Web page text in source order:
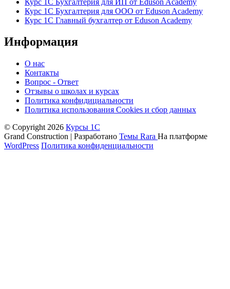
Курс 1С Бухгалтерия для ООО от Eduson Academy
Курс 1С Главный бухгалтер от Eduson Academy
Информация
О нас
Контакты
Вопрос - Ответ
Отзывы о школах и курсах
Политика конфидициальности
Политика использования Cookies и сбор данных
© Copyright 2026 Курсы 1С
Grand Construction | Разработано Темы Rara На платформе
WordPress Политика конфиденциальности